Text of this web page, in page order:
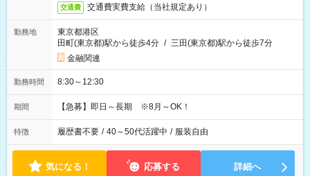
交通費 交通費実費支給（当社規定あり）
勤務地
東京都港区
田町(東京都)駅から徒歩4分 / 三田(東京都)駅から徒歩7分
金融関連
勤務時間 8:30～12:30
期間 【急募】即日～長期 ※8月～OK！
特徴 履歴書不要 / 40～50代活躍中 / 服装自由
気になる！ 応募する 詳細へ